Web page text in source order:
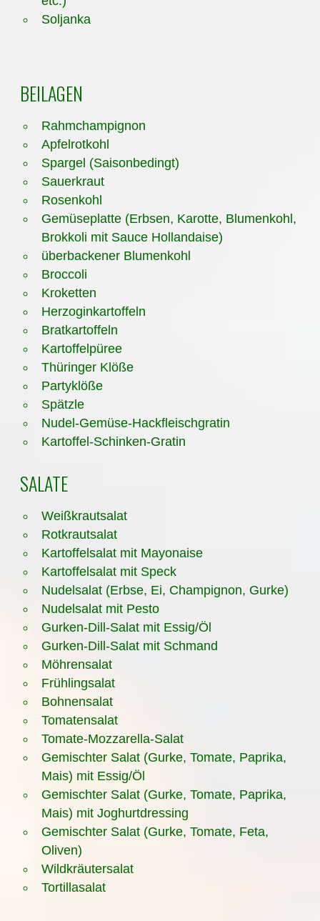
Soljanka
BEILAGEN
Rahmchampignon
Apfelrotkohl
Spargel (Saisonbedingt)
Sauerkraut
Rosenkohl
Gemüseplatte (Erbsen, Karotte, Blumenkohl,
Brokkoli mit Sauce Hollandaise)
überbackener Blumenkohl
Broccoli
Kroketten
Herzoginkartoffeln
Bratkartoffeln
Kartoffelpüree
Thüringer Klöße
Partyklöße
Spätzle
Nudel-Gemüse-Hackfleischgratin
Kartoffel-Schinken-Gratin
SALATE
Weißkrautsalat
Rotkrautsalat
Kartoffelsalat mit Mayonaise
Kartoffelsalat mit Speck
Nudelsalat (Erbse, Ei, Champignon, Gurke)
Nudelsalat mit Pesto
Gurken-Dill-Salat mit Essig/Öl
Gurken-Dill-Salat mit Schmand
Möhrensalat
Frühlingsalat
Bohnensalat
Tomatensalat
Tomate-Mozzarella-Salat
Gemischter Salat (Gurke, Tomate, Paprika,
Mais) mit Essig/Öl
Gemischter Salat (Gurke, Tomate, Paprika,
Mais) mit Joghurtdressing
Gemischter Salat (Gurke, Tomate, Feta,
Oliven)
Wildkräutersalat
Tortillasalat